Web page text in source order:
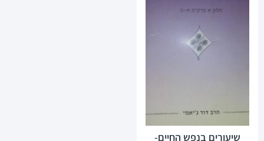
שיעורים בנפש החיים-